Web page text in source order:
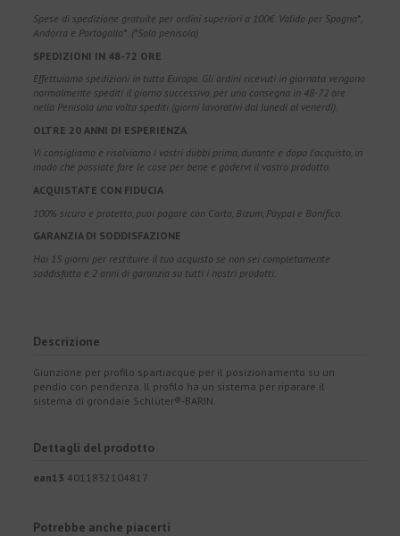
Spese di spedizione gratuite per ordini superiori a 100€. Valido per Spagna*,
Andorra e Portogallo*. (*Solo penisola)
SPEDIZIONI IN 48-72 ORE
Effettuiamo spedizioni in tutta Europa. Gli ordini ricevuti in giornata vengono
normalmente spediti il giorno successivo, per una consegna in 48-72 ore
nella Penisola una volta spediti (giorni lavorativi dal lunedì al venerdì).
OLTRE 20 ANNI DI ESPERIENZA
Vi consigliamo e risolviamo i vostri dubbi prima, durante e dopo l'acquisto, in
modo che possiate fare le cose per bene e godervi il vostro prodotto.
ACQUISTATE CON FIDUCIA
100% sicuro e protetto, puoi pagare con Carta, Bizum, Paypal e Bonifico.
GARANZIA DI SODDISFAZIONE
Hai 15 giorni per restituire il tuo acquisto se non sei completamente
soddisfatto e 2 anni di garanzia su tutti i nostri prodotti.
Descrizione
Giunzione per profilo spartiacque per il posizionamento su un
pendio con pendenza. Il profilo ha un sistema per riparare il
sistema di grondaie Schlüter®-BARIN.
Dettagli del prodotto
ean13 4011832104817
Potrebbe anche piacerti